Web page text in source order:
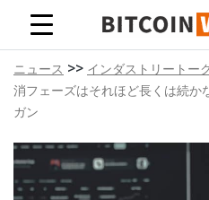
ビットコ
ニュース >> インダストリートー
消フェーズはそれほど長くは続か
ガン